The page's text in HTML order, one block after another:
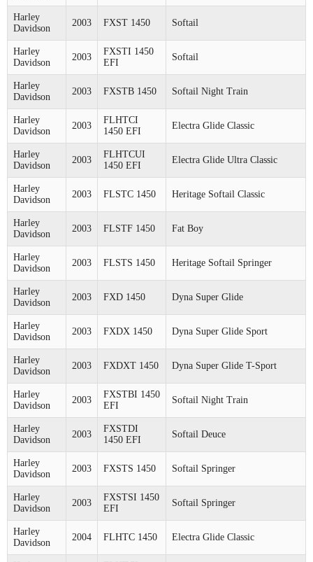
Harley
Davidson
2003 FXST 1450 Softail
Harley
Davidson
2003
FXSTI 1450
EFI
Softail
Harley
Davidson
2003 FXSTB 1450 Softail Night Train
Harley
Davidson
2003
FLHTCI
1450 EFI
Electra Glide Classic
Harley
Davidson
2003
FLHTCUI
1450 EFI
Electra Glide Ultra Classic
Harley
Davidson
2003 FLSTC 1450 Heritage Softail Classic
Harley
Davidson
2003 FLSTF 1450 Fat Boy
Harley
Davidson
2003 FLSTS 1450 Heritage Softail Springer
Harley
Davidson
2003 FXD 1450 Dyna Super Glide
Harley
Davidson
2003 FXDX 1450 Dyna Super Glide Sport
Harley
Davidson
2003 FXDXT 1450 Dyna Super Glide T-Sport
Harley
Davidson
2003
FXSTBI 1450
EFI
Softail Night Train
Harley
Davidson
2003
FXSTDI
1450 EFI
Softail Deuce
Harley
Davidson
2003 FXSTS 1450 Softail Springer
Harley
Davidson
2003
FXSTSI 1450
EFI
Softail Springer
Harley
Davidson
2004 FLHTC 1450 Electra Glide Classic